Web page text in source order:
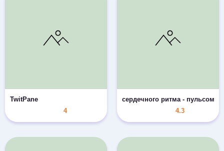
TwitPane
4
сердечного ритма -
4.3